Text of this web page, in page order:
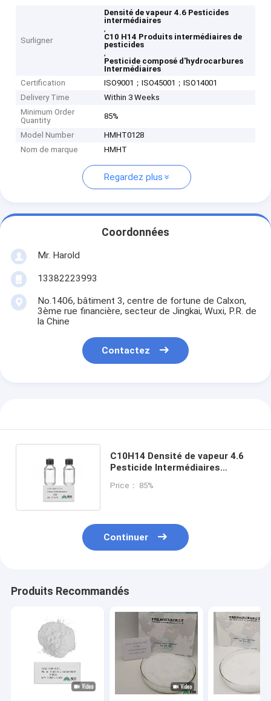
Surligner
Densité de vapeur 4.6 Pesticides
intermédiaires
,
C10 H14 Produits intermédiaires de
pesticides
,
Pesticide composé d'hydrocarbures
Intermédiaires
Certification
ISO9001；ISO45001；ISO14001
Delivery Time
Within 3 Weeks
Minimum Order
Quantity
85%
Model Number
HMHT0128
Nom de marque
HMHT
Regardez plus
Coordonnées
Mr. Harold
13382223993
No.1406, bâtiment 3, centre de fortune de Calxon,
3ème rue financière, secteur de Jingkai, Wuxi, P.R. de
la Chine
Contactez
C10H14 Densité de vapeur 4.6
Pesticide Intermédiaires
ambiante
Price： 85%
Continuer
Produits Recommandés